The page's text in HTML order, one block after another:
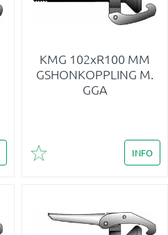
KMG 102xR100 MM
GSHONKOPPLING M.
GGA
Lägg till i favoriter
INFO